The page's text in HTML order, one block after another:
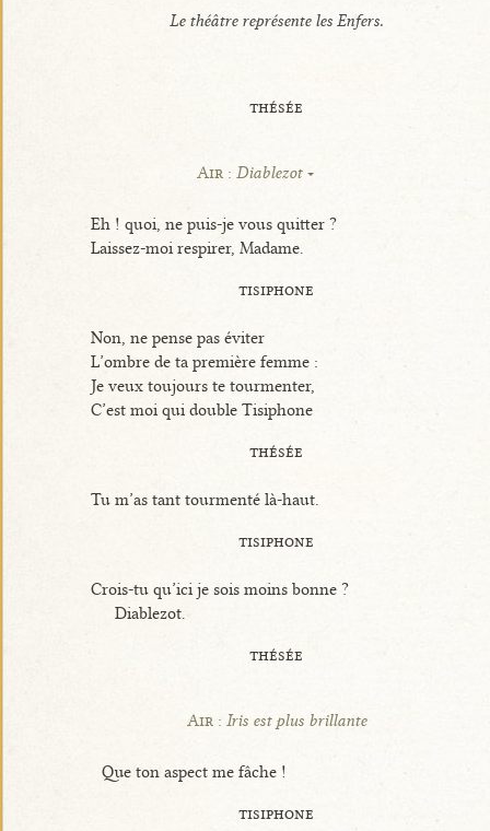
Le théâtre représente les Enfers.
thésée
Air :Diablezot
Eh ! quoi, ne puis-je vous quitter ?
Laissez-moi respirer, Madame.
tisiphone
Non, ne pense pas éviter
L’ombre de ta première femme :
Je veux toujours te tourmenter,
C’est moi qui double Tisiphone
thésée
Tu m’as tant tourmenté là-haut.
tisiphone
Crois-tu qu’ici je sois moins bonne ?
Diablezot.
thésée
Air : Iris est plus brillante
Que ton aspect me fâche !
tisiphone